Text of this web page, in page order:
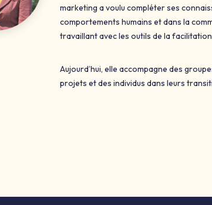
marketing a voulu compléter ses
comportements humains et dans la
travaillant avec les outils de la
Aujourd’hui, elle accompagne des
projets et des individus dans leurs